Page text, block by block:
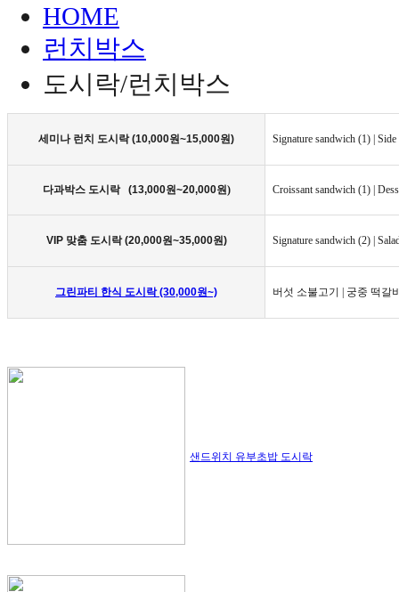
HOME
런치박스
도시락/런치박스
세미나 런치 도시락 (10,000원~15,000원) Signature sandwich (1) |
다과박스 도시락 (13,000원~20,000원) Croissant sandwich (1) |
VIP 맞춤 도시락 (20,000원~35,000원) Signature sandwich (2) |
그린파티 한식 도시락 (30,000원~) 버섯 소불고기 | 궁중 떡갈
샌드위치 유부초밥 도시락